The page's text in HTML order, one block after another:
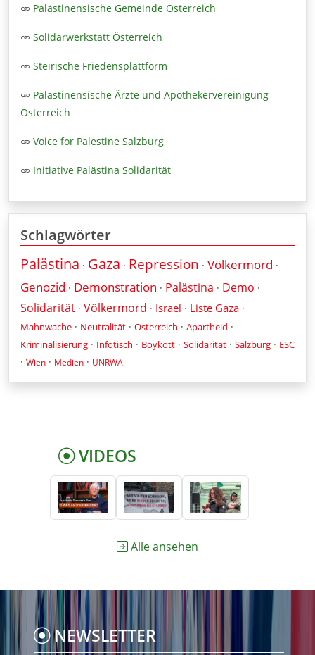
Palästinensische Gemeinde Österreich
Solidarwerkstatt Österreich
Steirische Friedensplattform
Palästinensische Ärzte und Apothekervereinigung
Österreich
Voice for Palestine Salzburg
Initiative Palästina Solidarität
Schlagwörter
Palästina · Gaza · Repression · Völkermord ·
Genozid · Demonstration · Palästina · Demo ·
Solidarität · Völkermord · Israel · Liste Gaza ·
Mahnwache · Neutralität · Österreich · Apartheid ·
Kriminalisierung · Infotisch · Boykott · Solidarität · Salzburg · ESC
· Wien · Medien · UNRWA
VIDEOS
Alle ansehen
NEWSLETTER